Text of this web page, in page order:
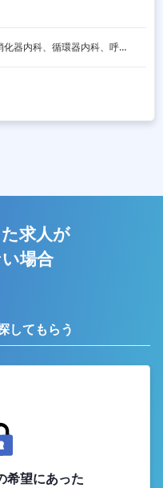
消化器外科、一般内科、消化器内科、循環器内科、呼吸器内科、血液内科、脳神経内科、内分泌内科、老人内科、一般外科、その他
求人が
場合
してもらう
希望にあった